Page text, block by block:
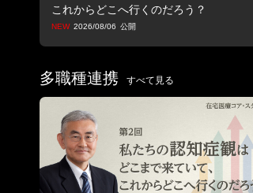
これからどこへ行くのだろう？
2026/08/06
多職種連携 すべて見る